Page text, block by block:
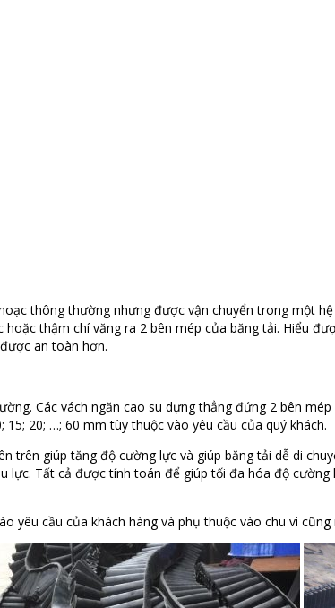
thông thường nhưng được vận chuyển trong một
thậm chí văng ra 2 bên mép của băng tải. Hiểu
an toàn hơn.
Các vách ngăn cao su dựng thẳng đứng 2 bên
20; …; 60 mm tùy thuộc vào yêu cầu của quý khách.
trên giúp tăng độ cường lực và giúp băng tải dễ di
lực. Tất cả được tính toán để giúp tối đa hóa độ
yêu cầu của khách hàng và phụ thuộc vào chu vi